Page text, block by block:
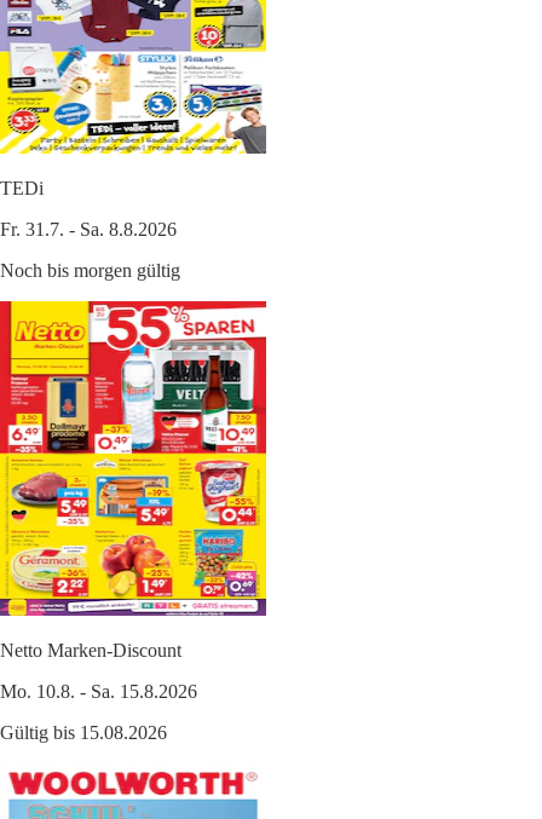
TEDi
Fr. 31.7. - Sa. 8.8.2026
Noch bis morgen gültig
Netto Marken-Discount
Mo. 10.8. - Sa. 15.8.2026
Gültig bis 15.08.2026